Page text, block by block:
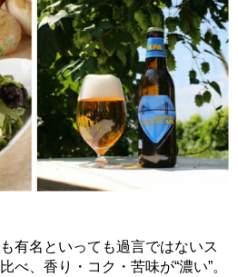
有名といっても過言ではないス
べ、香り・コク・苦味が“濃い”。